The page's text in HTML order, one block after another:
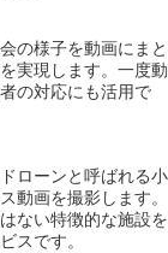
の様子を動画にまと
実現します。一度動
の対応にも活用で
ローンと呼ばれる小
動画を撮影します。
ない特徴的な施設を
スです。